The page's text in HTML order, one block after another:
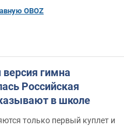
OBOZ
гимна
Российская
в школе
только первый куплет и